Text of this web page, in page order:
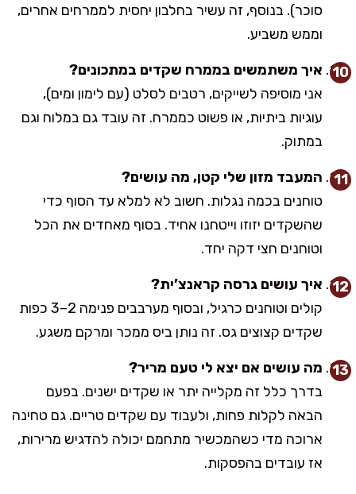
סוכר). בנוסף, זה עשיר בחלבון יחסית לממרחים אחרים,
וממש משביע.
איך משתמשים בממרח שקדים במתכונים?
אני מוסיפה לשייקים, רטבים לסלט (עם לימון ומים),
עוגיות ביתיות, או פשוט כממרח. זה עובד גם במלוח וגם
במתוק.
המעבד מזון שלי קטן, מה עושים?
טוחנים בכמה נגלות. חשוב לא למלא עד הסוף כדי
שהשקדים יזוזו וייטחנו אחיד. בסוף מאחדים את הכל
וטוחנים חצי דקה יחד.
איך עושים גרסה קראנצ’ית?
קולים וטוחנים כרגיל, ובסוף מערבבים פנימה 2–3 כפות
שקדים קצוצים גס. זה נותן ביס ממכר ומרקם משגע.
מה עושים אם יצא לי טעם מריר?
בדרך כלל זה מקלייה יתר או שקדים ישנים. בפעם
הבאה לקלות פחות, ולעבוד עם שקדים טריים. גם טחינה
ארוכה מדי כשהמכשיר מתחמם יכולה להדגיש מרירות,
אז עובדים בהפסקות.